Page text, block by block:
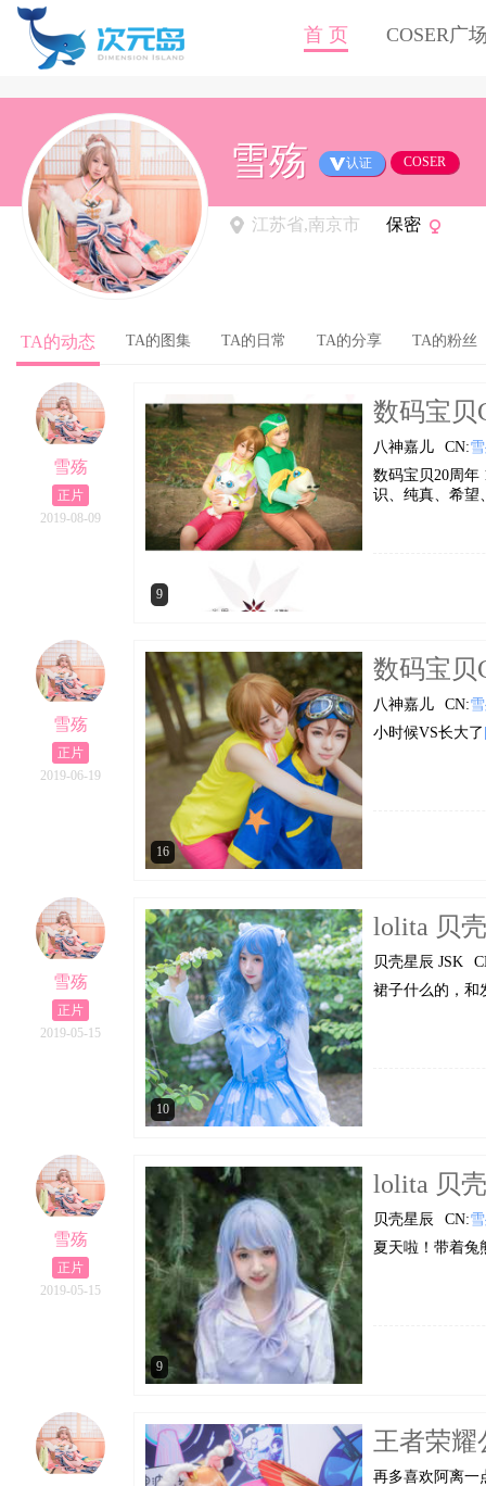
首 页 COSER广
雪殇 认证 COSER
江苏省,南京市 保密
TA的动态 TA的图集 TA的日常 TA的分享 TA的粉丝
雪殇
正片
2019-08-09
9
数码宝贝
八神嘉儿 CN:
数码宝贝20周年
识、纯真、希望
雪殇
正片
2019-06-19
16
数码宝贝
八神嘉儿 CN:
小时候VS长大了
雪殇
正片
2019-05-15
10
lolita 贝
贝壳星辰 JSK
裙子什么的，和
雪殇
正片
2019-05-15
9
lolita 贝
贝壳星辰 CN:
夏天啦！带着兔
王者荣耀
再多喜欢阿离一